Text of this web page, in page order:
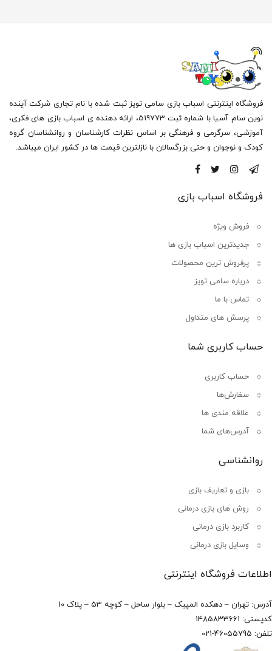
فروشگاه اینترنتی اسباب بازی سامی تویز ثبت شده با نام تجاری شرکت آینده
نوین سام آسیا با شماره ثبت 519773، ارائه دهنده ی اسباب بازی های فکری،
آموزشی، سرگرمی و فرهنگی بر اساس نظرات کارشناسان و روانشناسان گروه
کودک و نوجوان و حتی بزرگسالان با نازلترین قیمت ها در کشور ایران میباشد.
فروشگاه اسباب بازی
فروش ویژه
جدیدترین اسباب بازی ها
پرفروش ترین محصولات
درباره سامی تویز
تماس با ما
پرسش های متداول
حساب کاربری شما
حساب کاربری
سفارش‌ها
علاقه مندی ها
آدرس‌های شما
روانشناسی
بازی و تعاریف بازی
روش های بازی درمانی
کاربرد بازی درمانی
وسایل بازی درمانی
اطلاعات فروشگاه اینترنتی
آدرس: تهران – دهکده المپیک – بلوار ساحل – کوچه 53 – پلاک 10
کدپستی: 1485833661
تلفن: 46055795-021